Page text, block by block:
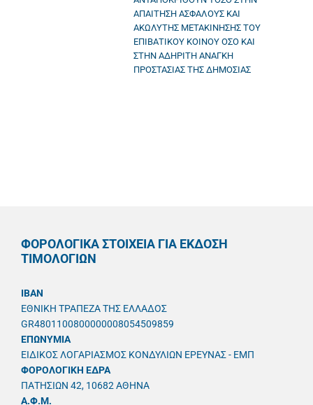
ΑΠΑΙΤΗΣΗ ΑΣΦΑΛΟΥΣ ΚΑΙ
ΑΚΩΛΥΤΗΣ ΜΕΤΑΚΙΝΗΣΗΣ ΤΟΥ
ΕΠΙΒΑΤΙΚΟΥ ΚΟΙΝΟΥ ΟΣΟ ΚΑΙ
ΣΤΗΝ ΑΔΗΡΙΤΗ ΑΝΑΓΚΗ
ΠΡΟΣΤΑΣΙΑΣ ΤΗΣ ΔΗΜΟΣΙΑΣ
ΦΟΡΟΛΟΓΙΚΑ ΣΤΟΙΧΕΙΑ ΓΙΑ ΕΚΔΟΣΗ
ΤΙΜΟΛΟΓΙΩΝ
IBAN
ΕΘΝΙΚΗ ΤΡΑΠΕΖΑ ΤΗΣ ΕΛΛΑΔΟΣ
GR4801100800000008054509859
ΕΠΩΝΥΜΙΑ
ΕΙΔΙΚΟΣ ΛΟΓΑΡΙΑΣΜΟΣ ΚΟΝΔΥΛΙΩΝ ΕΡΕΥΝΑΣ - ΕΜΠ
ΦΟΡΟΛΟΓΙΚΗ ΕΔΡΑ
ΠΑΤΗΣΙΩΝ 42, 10682 ΑΘΗΝΑ
A.Φ.Μ.